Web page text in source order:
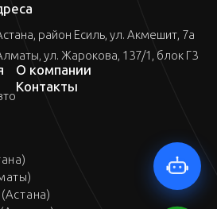
район Есиль, ул. Акмешит, 7а
ул. Жарокова, 137/1, блок Г3
О компании
Контакты